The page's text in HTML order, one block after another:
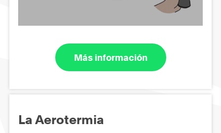
Más información
La Aerotermia